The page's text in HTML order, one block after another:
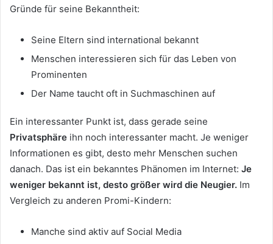
Gründe für seine Bekanntheit:
Seine Eltern sind international bekannt
Menschen interessieren sich für das Leben von
Prominenten
Der Name taucht oft in Suchmaschinen auf
Ein interessanter Punkt ist, dass gerade seine
Privatsphäre ihn noch interessanter macht. Je weniger
Informationen es gibt, desto mehr Menschen suchen
danach. Das ist ein bekanntes Phänomen im Internet: Je
weniger bekannt ist, desto größer wird die Neugier. Im
Vergleich zu anderen Promi-Kindern:
Manche sind aktiv auf Social Media